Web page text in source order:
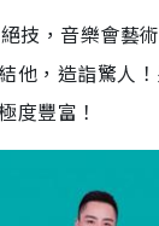
技，音樂會藝
他，造詣驚人
度豐富！